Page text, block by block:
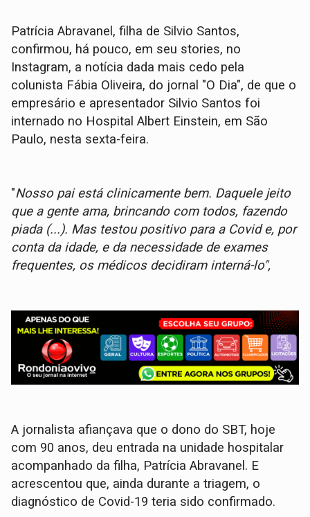
Patrícia Abravanel, filha de Silvio Santos,
confirmou, há pouco, em seu stories, no
Instagram, a notícia dada mais cedo pela
colunista Fábia Oliveira, do jornal "O Dia", de que o
empresário e apresentador Silvio Santos foi
internado no Hospital Albert Einstein, em São
Paulo, nesta sexta-feira.
"Nosso pai está clinicamente bem. Daquele jeito
que a gente ama, brincando com todos, fazendo
piada (...). Mas testou positivo para a Covid e, por
conta da idade, e da necessidade de exames
frequentes, os médicos decidiram interná-lo",
A jornalista afiançava que o dono do SBT, hoje
com 90 anos, deu entrada na unidade hospitalar
acompanhado da filha, Patrícia Abravanel. E
acrescentou que, ainda durante a triagem, o
diagnóstico de Covid-19 teria sido confirmado.